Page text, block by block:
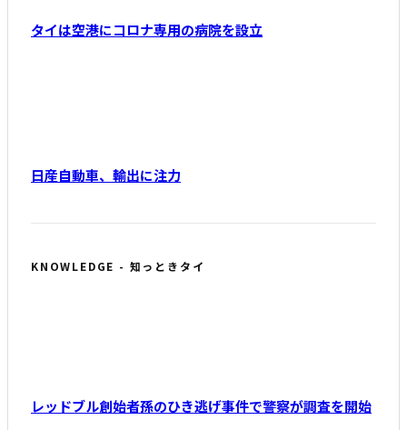
タイは空港にコロナ専用の病院を設立
日産自動車、輸出に注力
KNOWLEDGE - 知っときタイ
レッドブル創始者孫のひき逃げ事件で警察が調査を開始